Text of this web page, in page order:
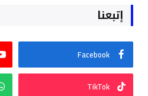
إتبعنا
Facebook
TikTok